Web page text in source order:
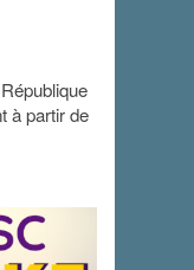
à partir de